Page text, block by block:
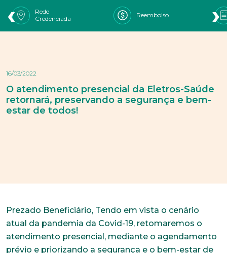
Rede
Credenciada
Reembolso
‹ ›
16/03/2022
O atendimento presencial da Eletros-Saúde
retornará, preservando a segurança e bem-
estar de todos!
Prezado Beneficiário, Tendo em vista o cenário
atual da pandemia da Covid-19, retomaremos o
atendimento presencial, mediante o agendamento
prévio e priorizando a segurança e o bem-estar de